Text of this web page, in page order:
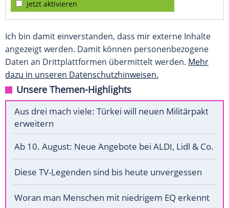
jetzt aktivieren
Ich bin damit einverstanden, dass mir externe Inhalte
angezeigt werden. Damit können personenbezogene
Daten an Drittplattformen übermittelt werden. Mehr
dazu in unseren Datenschutzhinweisen.
Unsere Themen-Highlights
Aus drei mach viele: Türkei will neuen Militärpakt
erweitern
Ab 10. August: Neue Angebote bei ALDI, Lidl & Co.
Diese TV-Legenden sind bis heute unvergessen
Woran man Menschen mit niedrigem EQ erkennt